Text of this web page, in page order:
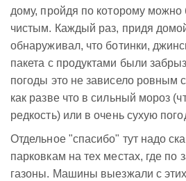
дому, пройдя по которому можно
чистым. Каждый раз, придя
обнаруживал, что ботинки,
пакета с продуктами были
погоды это не зависело ровным
как разве что в сильный мороз
редкость) или в очень сухую
Отдельное "спасибо" тут надо
парковкам на тех местах, где
газоны. Машины выезжали с